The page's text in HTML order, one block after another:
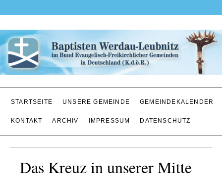
STARTSEITE UNSERE GEMEINDE GEMEINDEKALENDER
KONTAKT ARCHIV IMPRESSUM DATENSCHUTZ
Das Kreuz in unserer Mitte